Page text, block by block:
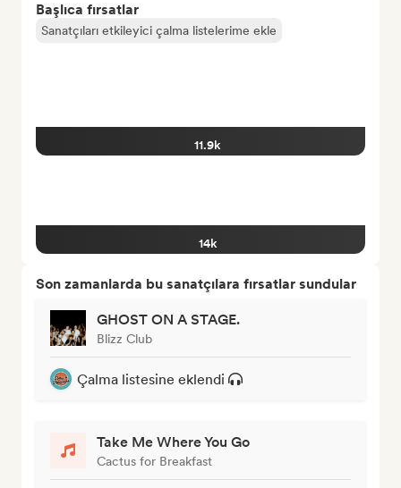
Başlıca fırsatlar
Sanatçıları etkileyici çalma listelerime ekle
11.9k
14k
Son zamanlarda bu sanatçılara fırsatlar sundular
GHOST ON A STAGE.
Blizz Club
Çalma listesine eklendi
Take Me Where You Go
Cactus for Breakfast